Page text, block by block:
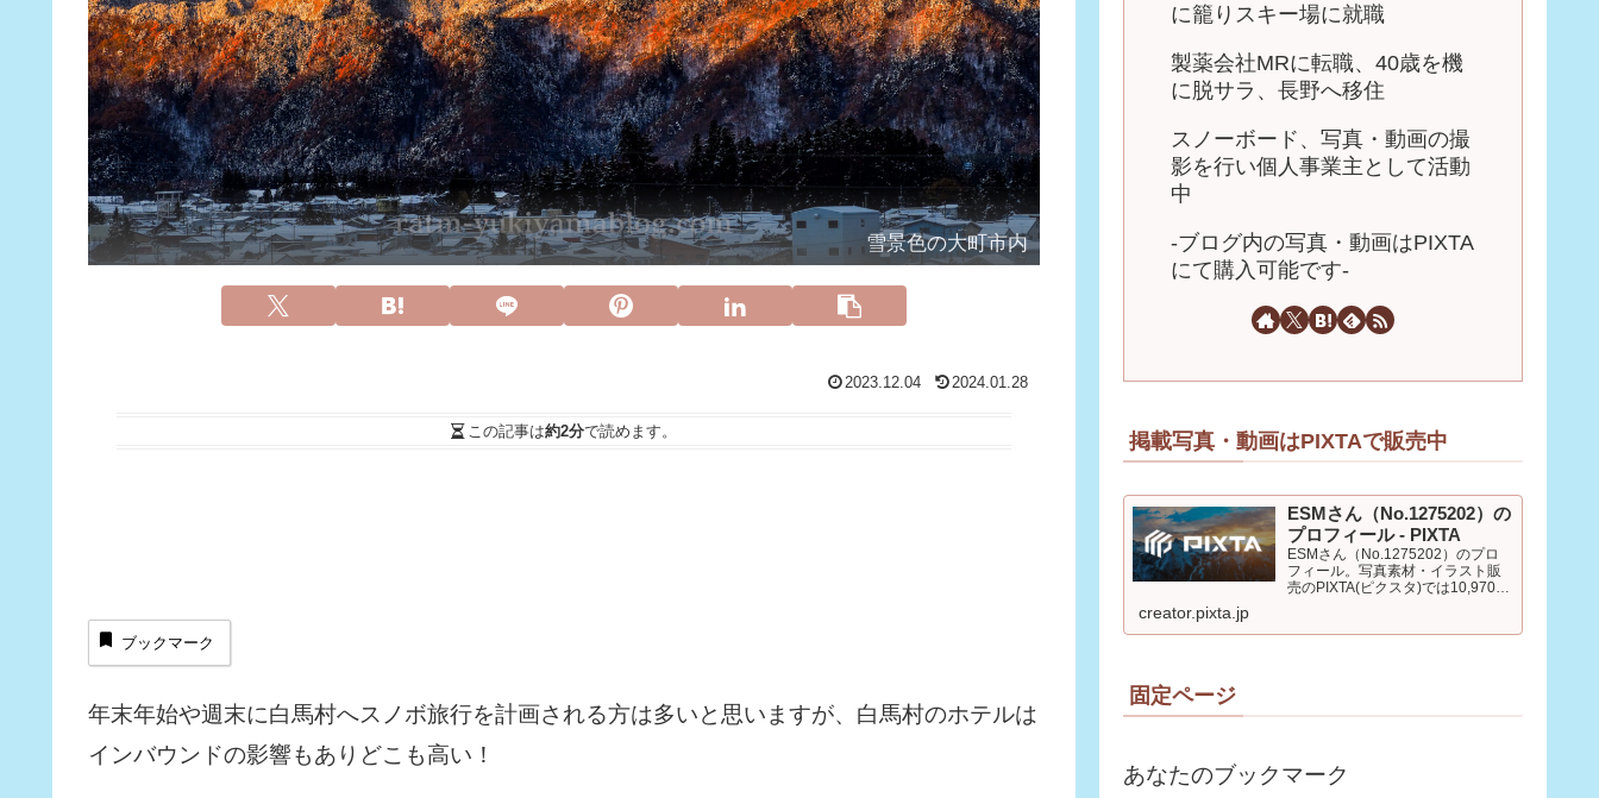
雪景色の大町市内
2023.12.04 2024.01.28
この記事は約2分で読めます。
ブックマーク
年末年始や週末に白馬村へスノボ旅行を計画される方は多いと思いますが、白馬村のホテルは
インバウンドの影響もありどこも高い！
に籠りスキー場に就職
製薬会社MRに転職、40歳を機
に脱サラ、長野へ移住
スノーボード、写真・動画の撮
影を行い個人事業主として活動
中
-ブログ内の写真・動画はPIXTA
にて購入可能です-
掲載写真・動画はPIXTAで販売中
ESMさん（No.1275202）の
プロフィール - PIXTA
ESMさん（No.1275202）のプロ
フィール。写真素材・イラスト販
売のPIXTA(ピクスタ)では10,970万
購入可能です。毎週更新の無料素
creator.pixta.jp
固定ページ
あなたのブックマーク